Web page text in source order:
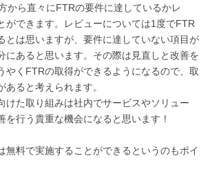
から直々にFTRの要件に達しているかレ
ができます。レビューについては1度でFTR
とは思いますが、要件に達していない項目が
にあると思います。その際は見直しと改善を
やくFTRの取得ができるようになるので、取
ると考えられます。
けた取り組みは社内でサービスやソリュー
を行う貴重な機会になると思います！
無料で実施することができるというのもポイ